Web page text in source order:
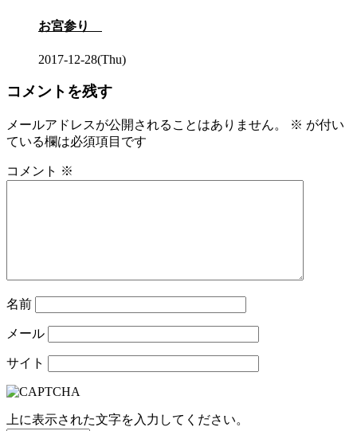
お宮参り
2017-12-28(Thu)
コメントを残す
メールアドレスが公開されることはありません。 ※ が付い
ている欄は必須項目です
コメント ※
名前
メール
サイト
上に表示された文字を入力してください。